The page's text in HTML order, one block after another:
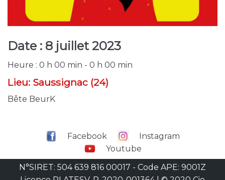
Date : 8 juillet 2023
Heure : 0 h 00 min - 0 h 00 min
Lieu: Saussignac (24)
Bête BeurK
Facebook
Instagram
Youtube
N°SIRET: 504 639 816 00017 - Code APE: 9001Z